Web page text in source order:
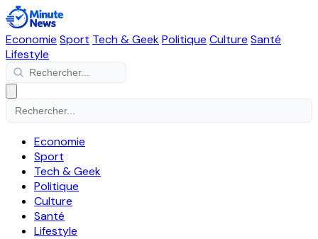
Economie Sport Tech & GeekPolitique Culture Santé
Lifestyle
Economie
Sport
Tech & Geek
Politique
Culture
Santé
Lifestyle